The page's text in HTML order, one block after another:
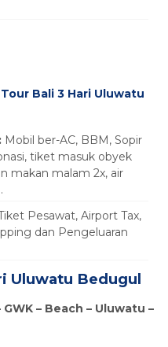
Bali 3 Hari Uluwatu
Mobil ber-AC, BBM, Sopir
tiket masuk obyek
makan malam 2x, air
Pesawat, Airport Tax,
dan Pengeluaran
Uluwatu Bedugul
– Beach – Uluwatu –